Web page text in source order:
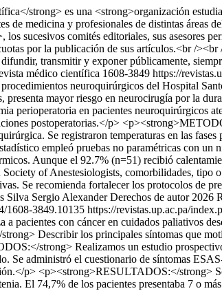
strong> es una <strong>organización
medicina y profesionales de distintas áreas
sucesivos comités editoriales, sus asesores
por la publicación de sus artículos.<br /
transmitir y exponer públicamente,
médico científica 1608-3849 https://
neuroquirúrgicos del Hospital
mayor riesgo en neurocirugía por la
en pacientes neuroquirúrgicos
postoperatorias.</p>
Se registraron temperaturas en las
empleó pruebas no paramétricas con
Aunque el 92.7% (n=51) recibió
of Anestesiologists, comorbilidades, tipo
Se recomienda fortalecer los protocolos de
Silva Sergio Alexander Derechos de autor 2026
1608-3849.10135 https://revistas.up.ac.pa/
con cáncer en cuidados paliativos
Describir los principales síntomas que
strong> Realizamos un estudio
Se administró el cuestionario de síntomas
p> <p><strong>RESULTADOS:</strong>
El 74,7% de los pacientes presentaba 7 o